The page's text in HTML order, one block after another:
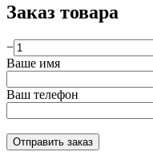
Заказ товара
−
Ваше имя
Ваш телефон
Отправить заказ